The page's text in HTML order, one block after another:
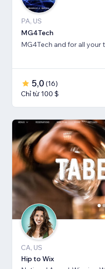
PA, US
MG4Tech
MG4Tech and
5,0 (16)
Chỉ từ 100 $
CA, US
Hip to Wix